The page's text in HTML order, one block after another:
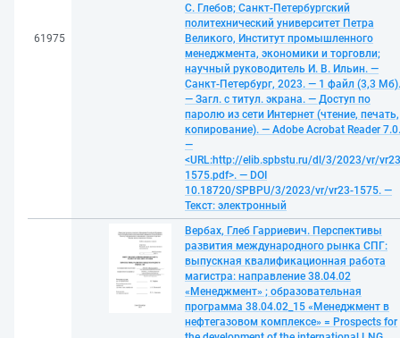
61975
С. Глебов; Санкт-Петербургский
политехнический университет Петра
Великого, Институт промышленного
менеджмента, экономики и торговли;
научный руководитель И. В. Ильин. —
Санкт-Петербург, 2023. — 1 файл (3,3 Мб).
— Загл. с титул. экрана. — Доступ по
паролю из сети Интернет (чтение, печать,
копирование). — Adobe Acrobat Reader 7.0.
—
<URL:http://elib.spbstu.ru/dl/3/2023/vr/
1575.pdf>. — DOI
10.18720/SPBPU/3/2023/vr/vr23-1575. —
Текст: электронный
Вербах, Глеб Гарриевич. Перспективы
развития международного рынка СПГ:
выпускная квалификационная работа
магистра: направление 38.04.02
«Менеджмент» ; образовательная
программа 38.04.02_15 «Менеджмент в
нефтегазовом комплексе» = Prospects for